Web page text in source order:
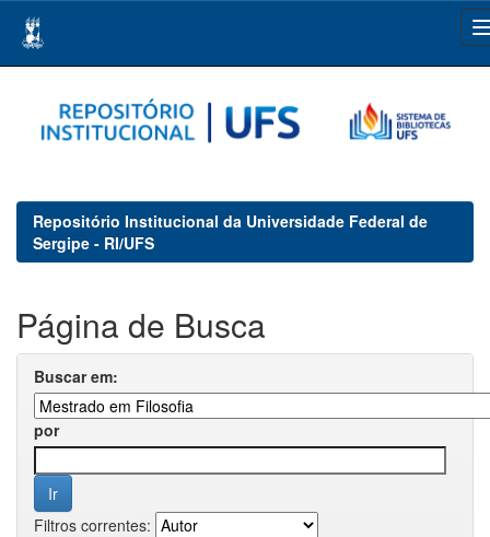
navigation
Repositório Institucional da Universidade Federal de
Sergipe - RI/UFS
Página de Busca
Buscar em:
por
Filtros correntes: